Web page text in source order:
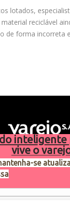
inteligente
vive o
se
lotados,
reciclável
de forma incorreta e
Sugestões de